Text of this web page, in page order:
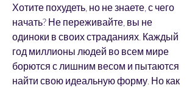
Хотите похудеть, но не знаете, с чего
начать? Не переживайте, вы не
одиноки в своих страданиях. Каждый
год миллионы людей во всем мире
борются с лишним весом и пытаются
найти свою идеальную форму. Но как